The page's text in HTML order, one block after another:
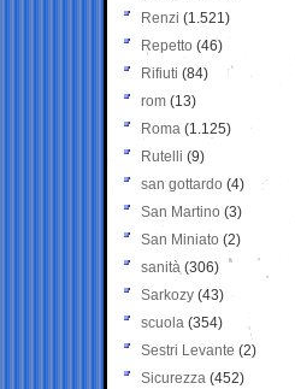
Renzi (1.521)
Repetto (46)
Rifiuti (84)
rom (13)
Roma (1.125)
Rutelli (9)
san gottardo (4)
San Martino (3)
San Miniato (2)
sanità (306)
Sarkozy (43)
scuola (354)
Sestri Levante (2)
Sicurezza (452)